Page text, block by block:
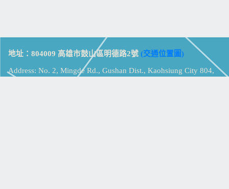
地址：804009 高雄市鼓山區明德路2號 (交通位置圖)
Address: No. 2, Mingde Rd., Gushan Dist., Kaohsiung City 804,
Taiwan (R.O.C.)